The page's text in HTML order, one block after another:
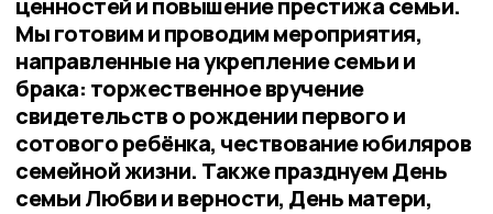
Мы готовим и проводим мероприятия,
направленные на укрепление семьи и
брака: торжественное вручение
свидетельств о рождении первого и
сотового ребёнка, чествование юбиляров
семейной жизни. Также празднуем День
семьи Любви и верности, День матери,